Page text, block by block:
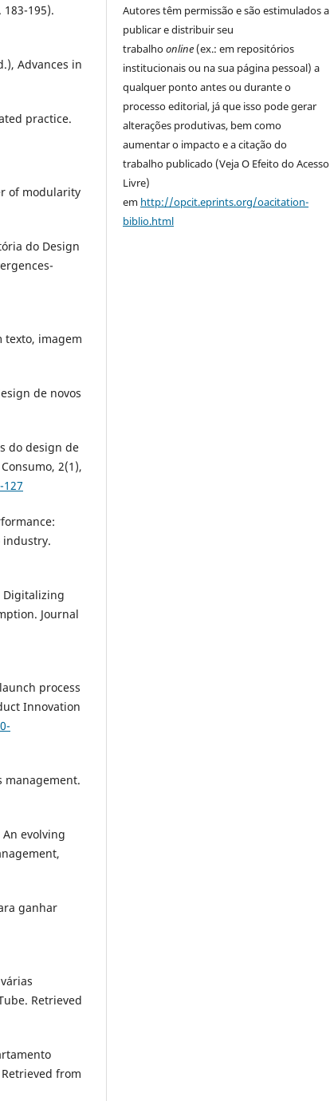
195).
Advances in
practice.
of modularity
do Design
texto, imagem
de novos
do design de
2(1),
industry.
Digitalizing
Journal
process
Innovation
management.
An evolving
ganhar
Retrieved
from
Autores têm permissão e são estimulados a
publicar e distribuir seu
trabalhoonline (ex.: em repositórios
institucionais ou na sua página pessoal) a
qualquer ponto antes ou durante o
processo editorial, já que isso pode gerar
alterações produtivas, bem como
aumentar o impacto e a citação do
trabalho publicado (Veja O Efeito do Acesso
Livre)
em http://opcit.eprints.org/oacitation-
biblio.html